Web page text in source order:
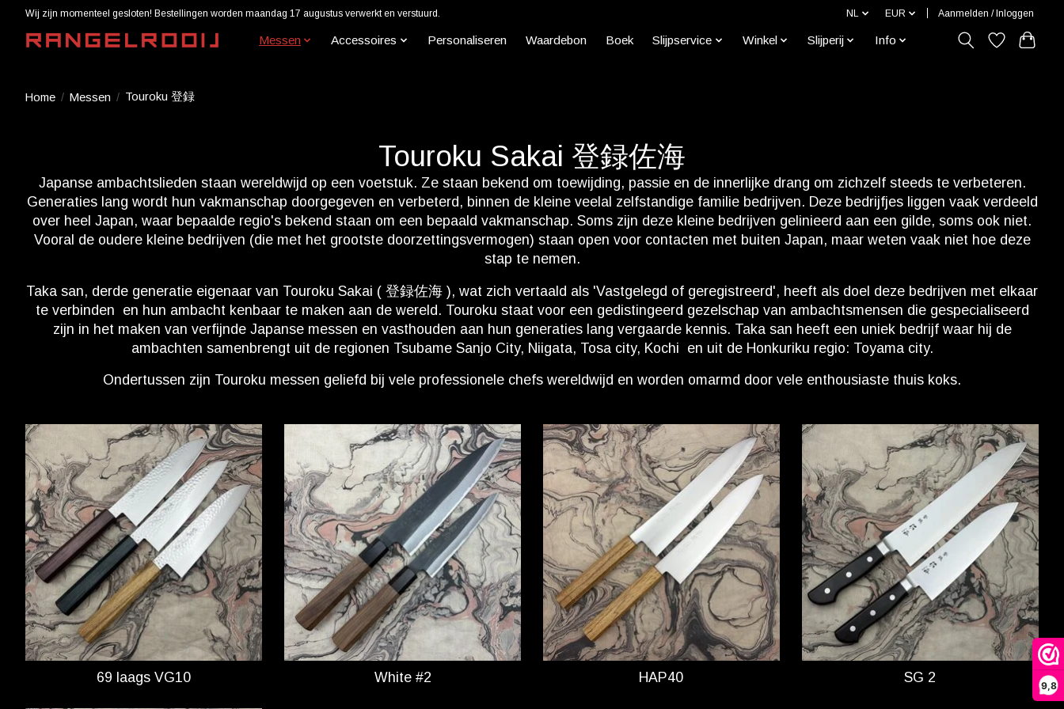
9,8
Wij zijn momenteel gesloten! Bestellingen worden maandag 17 augustus verwerkt en verstuurd. NL EUR Aanmelden / Inloggen
Messen Accessoires Personaliseren Waardebon Boek Slijpservice Winkel Slijperij Info
Home / Messen / Touroku 登録
Touroku Sakai 登録佐海
Japanse ambachtslieden staan wereldwijd op een voetstuk. Ze staan bekend om toewijding, passie en de innerlijke drang om zichzelf steeds te verbeteren.
Generaties lang wordt hun vakmanschap doorgegeven en verbeterd, binnen de kleine veelal zelfstandige familie bedrijven. Deze bedrijfjes liggen vaak verdeeld
over heel Japan, waar bepaalde regio's bekend staan om een bepaald vakmanschap. Soms zijn deze kleine bedrijven gelinieerd aan een gilde, soms ook niet.
Vooral de oudere kleine bedrijven (die met het grootste doorzettingsvermogen) staan open voor contacten met buiten Japan, maar weten vaak niet hoe deze
stap te nemen.
Taka san, derde generatie eigenaar van Touroku Sakai ( 登録佐海 ), wat zich vertaald als 'Vastgelegd of geregistreerd', heeft als doel deze bedrijven met elkaar
te verbinden en hun ambacht kenbaar te maken aan de wereld. Touroku staat voor een gedistingeerd gezelschap van ambachtsmensen die gespecialiseerd
zijn in het maken van verfijnde Japanse messen en vasthouden aan hun generaties lang vergaarde kennis. Taka san heeft een uniek bedrijf waar hij de
ambachten samenbrengt uit de regionen Tsubame Sanjo City, Niigata, Tosa city, Kochi en uit de Honkuriku regio: Toyama city.
Ondertussen zijn Touroku messen geliefd bij vele professionele chefs wereldwijd en worden omarmd door vele enthousiaste thuis koks.
69 laags VG10 White #2 HAP40 SG 2